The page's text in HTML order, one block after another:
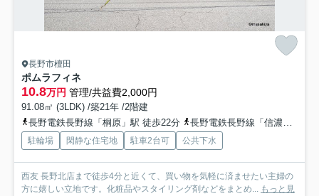
長野市檀田
ポムラフィネ
10.8万円 管理/共益費2,000円
91.08㎡ (3LDK) /築21年 /2階建
長野電鉄長野線「桐原」駅 徒歩22分
長野電鉄長野線「信濃吉田」駅 徒歩27分
駐輪場 閑静な住宅地 駐車2台可 公共下水
西友 長野北店まで徒歩4分と近くて、買い物を気軽に済ませたい主婦の
方に嬉しい立地です。化粧品やスタイリング剤などをまとめ... もっと見